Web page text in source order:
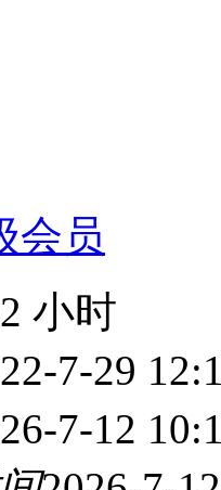
会员
小时
7-29
7-12